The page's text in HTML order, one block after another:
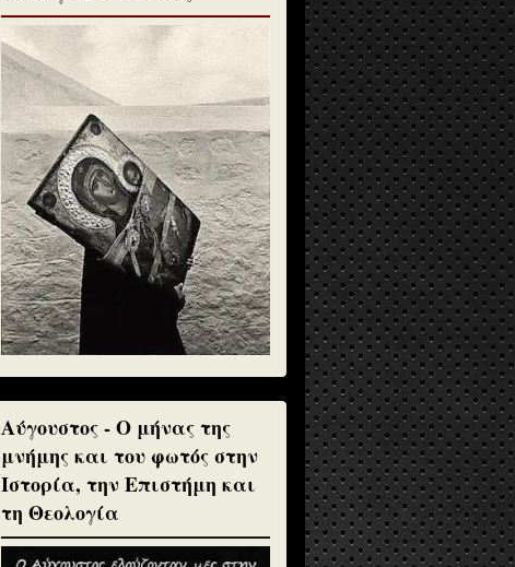
Αύγουστος - Ο μήνας της
μνήμης και του φωτός στην
Ιστορία, την Επιστήμη και
τη Θεολογία